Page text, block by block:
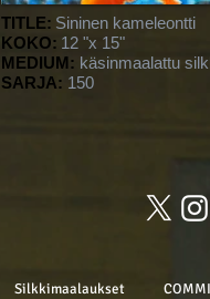
TITLE: Sininen kameleontti
KOKO: 12 "x 15"
MEDIUM: käsinmaalattu
SARJA: 150
Silkkimaalaukset